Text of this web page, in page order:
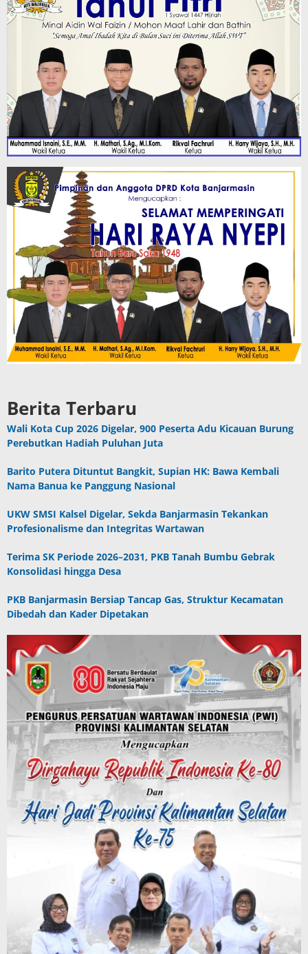
Berita Terbaru
Wali Kota Cup 2026 Digelar, 900 Peserta Adu Kicauan Burung
Perebutkan Hadiah Puluhan Juta
Barito Putera Dituntut Bangkit, Supian HK: Bawa Kembali
Nama Banua ke Panggung Nasional
UKW SMSI Kalsel Digelar, Sekda Banjarmasin Tekankan
Profesionalisme dan Integritas Wartawan
Terima SK Periode 2026–2031, PKB Tanah Bumbu Gebrak
Konsolidasi hingga Desa
PKB Banjarmasin Bersiap Tancap Gas, Struktur Kecamatan
Dibedah dan Kader Dipetakan